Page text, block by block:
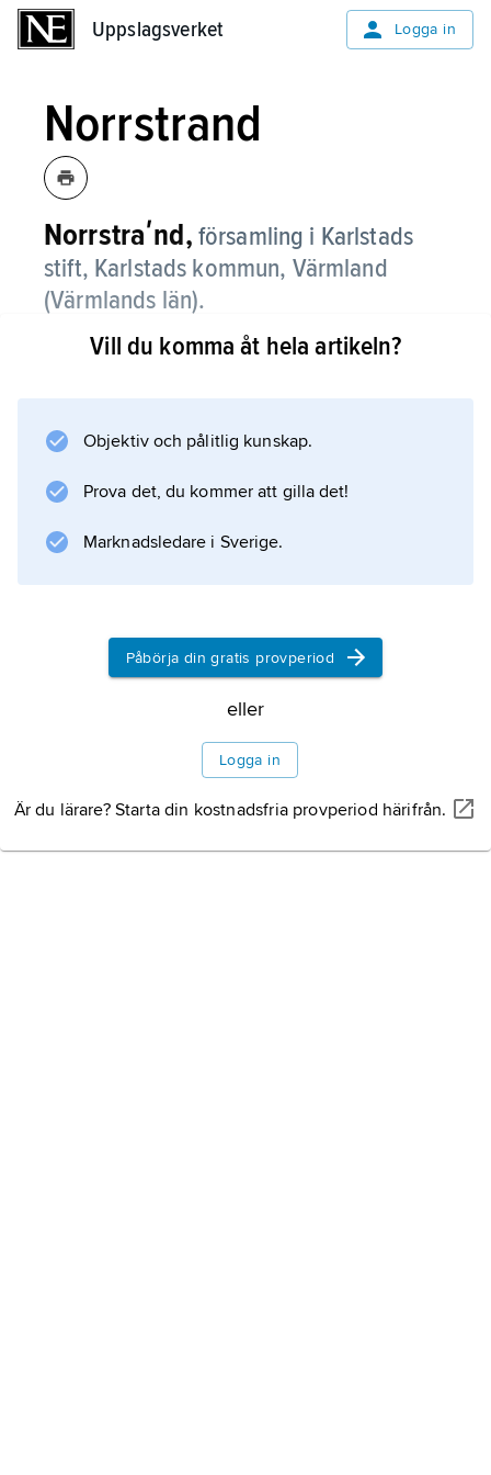
Uppslagsverket Logga in
Norrstrand
Norrstraʹnd, församling i Karlstads
stift, Karlstads kommun, Värmland
(Värmlands län).
Norrstrand bildades 1962 då den bröts ur
Karlstad
Vill du komma åt hela artikeln?
Objektiv och pålitlig kunskap.
Prova det, du kommer att gilla det!
Marknadsledare i Sverige.
Påbörja din gratis provperiod
eller
Logga in
Är du lärare? Starta din kostnadsfria provperiod härifrån.